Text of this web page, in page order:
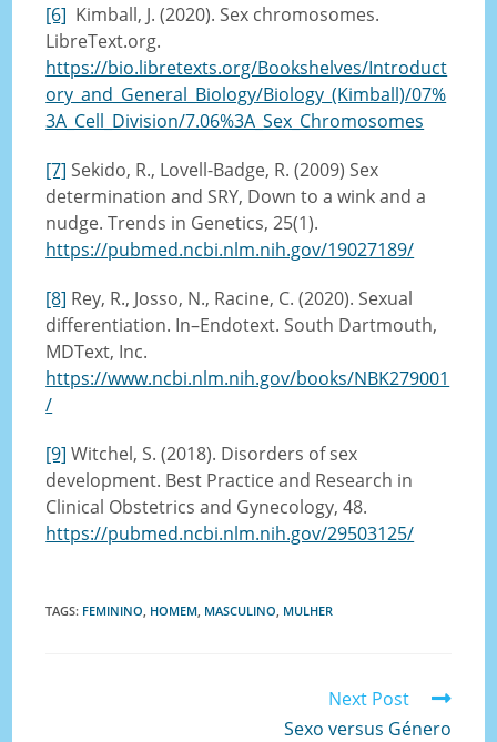
[6] Kimball, J. (2020). Sex chromosomes.
LibreText.org.
https://bio.libretexts.org/Bookshelves/Introduct
ory_and_General_Biology/Biology_(Kimball)/07%
3A_Cell_Division/7.06%3A_Sex_Chromosomes
[7] Sekido, R., Lovell-Badge, R. (2009) Sex
determination and SRY, Down to a wink and a
nudge. Trends in Genetics, 25(1).
https://pubmed.ncbi.nlm.nih.gov/19027189/
[8] Rey, R., Josso, N., Racine, C. (2020). Sexual
differentiation. In–Endotext. South Dartmouth,
MDText, Inc.
https://www.ncbi.nlm.nih.gov/books/NBK279001
/
[9] Witchel, S. (2018). Disorders of sex
development. Best Practice and Research in
Clinical Obstetrics and Gynecology, 48.
https://pubmed.ncbi.nlm.nih.gov/29503125/
TAGS: FEMININO HOMEM MASCULINO MULHER
Next Post
Sexo versus Género